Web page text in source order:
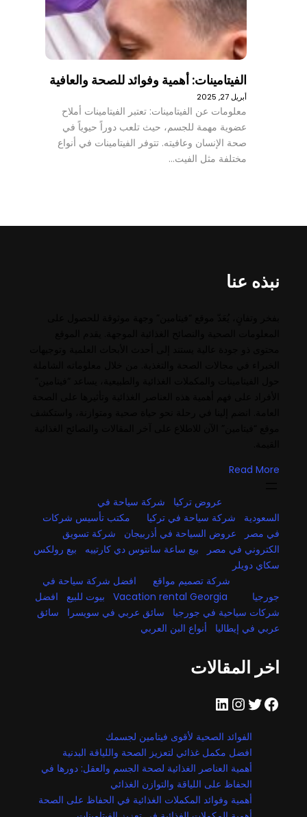
الفيتامينات: أهمية وفوائد للصحة والعافية
أبريل 27, 2025
معلومات عن الفيتامينات: تعتبر الفيتامينات أملاح
عضوية مهمة للجسم، حيث تلعب دوراً حيوياً في
صحة الإنسان وعافيته. تتوفر الفيتامينات في أنواع
مختلفة مثل الفيت…
نبذه عنا
Read More
عروض تركيا
شركة سياحة في
السعودية
شركة سياحة في تركيا
مكتب تأسيس شركات
في مصر
عروض السياحة في أذربيجان
شركة تسويق
الكتروني في مصر
بيع ساعة سانتوس دي كارتييه
بيع رولكس
سكاي دويلر
شركة تصميم مواقع
افضل شركة سياحة في
جورجيا
Vacation rental Georgia بيوت للبيع
افضل
شركات سياحية في جورجيا
سائق عربي في سويسرا
سائق
عربي في إيطاليا
أنواع البن العربي
اخر المقالات
فيسبوك تويتر إنستجرام لينكد إن
الفوائد الصحية لأقوى فيتامين لجسمك
افضل مكمل غذائي لتعزيز الصحة واللياقة البدنية
أهمية العناصر الغذائية لصحة الجسم والعقل: دورها في
الحفاظ على اللياقة والتوازن الغذائي
أهمية وفوائد المكملات الغذائية في الحفاظ على الصحة